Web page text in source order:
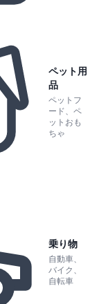
ペット用
品
ペットフ
ード、ペ
ットおも
ちゃ
乗り物
自動車、
バイク、
自転車